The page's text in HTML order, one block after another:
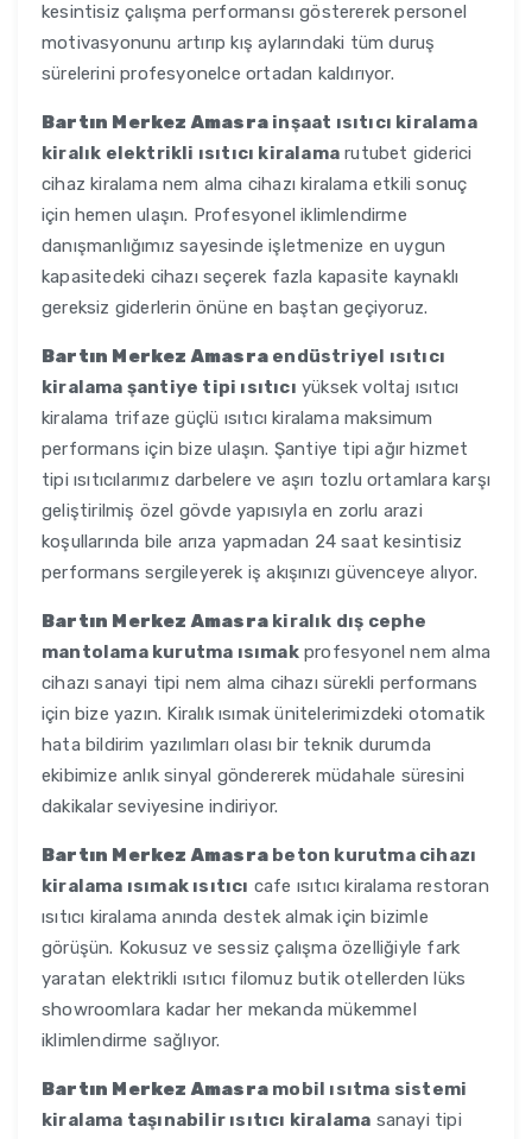
kesintisiz çalışma performansı göstererek personel
motivasyonunu artırıp kış aylarındaki tüm duruş
sürelerini profesyonelce ortadan kaldırıyor.
Bartın Merkez Amasra inşaat ısıtıcı kiralama
kiralık elektrikli ısıtıcı kiralama rutubet giderici
cihaz kiralama nem alma cihazı kiralama etkili sonuç
için hemen ulaşın. Profesyonel iklimlendirme
danışmanlığımız sayesinde işletmenize en uygun
kapasitedeki cihazı seçerek fazla kapasite kaynaklı
gereksiz giderlerin önüne en baştan geçiyoruz.
Bartın Merkez Amasra endüstriyel ısıtıcı
kiralama şantiye tipi ısıtıcı yüksek voltaj ısıtıcı
kiralama trifaze güçlü ısıtıcı kiralama maksimum
performans için bize ulaşın. Şantiye tipi ağır hizmet
tipi ısıtıcılarımız darbelere ve aşırı tozlu ortamlara karşı
geliştirilmiş özel gövde yapısıyla en zorlu arazi
koşullarında bile arıza yapmadan 24 saat kesintisiz
performans sergileyerek iş akışınızı güvenceye alıyor.
Bartın Merkez Amasra kiralık dış cephe
mantolama kurutma ısımakprofesyonel nem alma
cihazı sanayi tipi nem alma cihazı sürekli performans
için bize yazın. Kiralık ısımak ünitelerimizdeki otomatik
hata bildirim yazılımları olası bir teknik durumda
ekibimize anlık sinyal göndererek müdahale süresini
dakikalar seviyesine indiriyor.
Bartın Merkez Amasra beton kurutma cihazı
kiralama ısımak ısıtıcı cafe ısıtıcı kiralama restoran
ısıtıcı kiralama anında destek almak için bizimle
görüşün. Kokusuz ve sessiz çalışma özelliğiyle fark
yaratan elektrikli ısıtıcı filomuz butik otellerden lüks
showroomlara kadar her mekanda mükemmel
iklimlendirme sağlıyor.
Bartın Merkez Amasra mobil ısıtma sistemi
kiralama taşınabilir ısıtıcı kiralama sanayi tipi